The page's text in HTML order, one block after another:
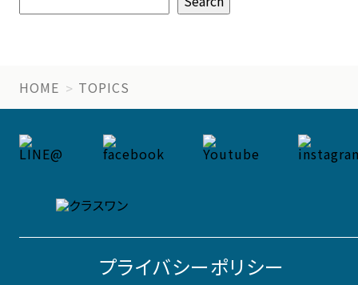
HOME TOPICS
プライバシーポリシー